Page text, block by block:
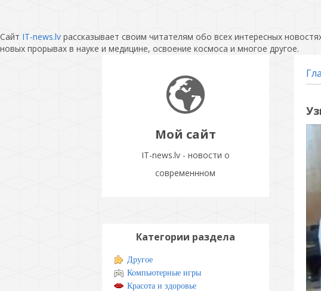
Сайт IT-news.lv рассказывает своим читателям обо всех интересных
новых прорывах в науке и медицине, освоение космоса и многое другое.
Мой сайт
IT-news.lv - новости о
современнном
Категории раздела
Другое
Компьютерные игры
Красота и здоровье